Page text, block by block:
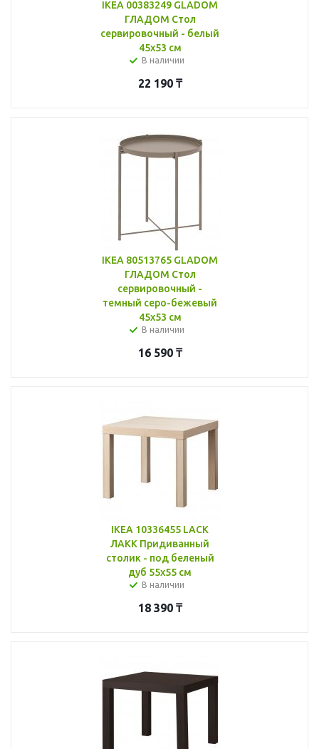
IKEA 00383249 GLADOM
ГЛАДОМ Стол
сервировочный - белый
45x53 см
В наличии
22 190₸
IKEA 80513765 GLADOM
ГЛАДОМ Стол
сервировочный -
темный серо-бежевый
45x53 см
В наличии
16 590₸
IKEA 10336455 LACK
ЛАКК Придиванный
столик - под беленый
дуб 55x55 см
В наличии
18 390₸